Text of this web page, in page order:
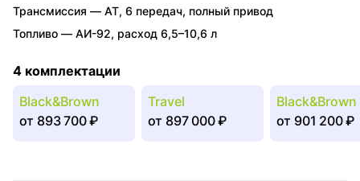
Трансмиссия — AT, 6 передач, полный привод
Топливо — АИ-92, расход 6,5–10,6 л
4 комплектации
Black&Brown
от 893 700 ₽
Travel
от 897 000 ₽
от 901 200 ₽